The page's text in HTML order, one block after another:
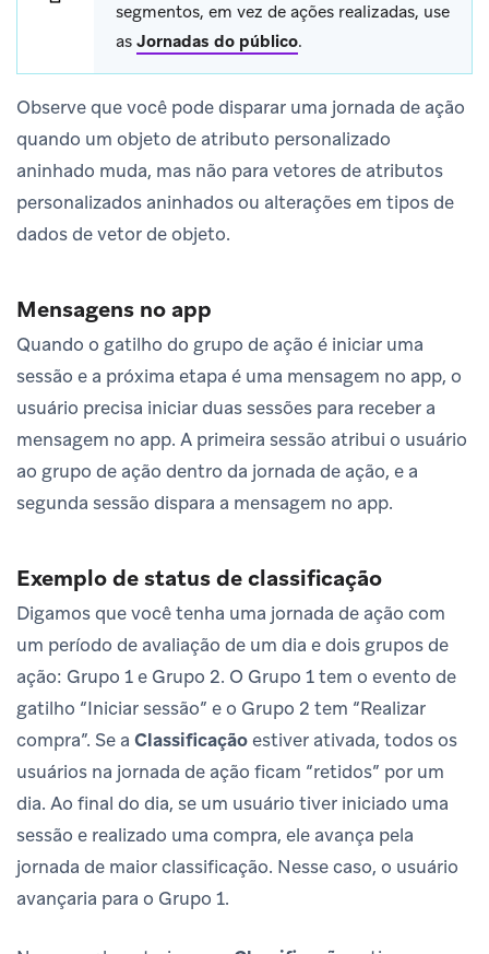
segmentos, em vez de ações realizadas, use
as Jornadas do público.
Observe que você pode disparar uma jornada de ação
quando um objeto de atributo personalizado
aninhado muda, mas não para vetores de atributos
personalizados aninhados ou alterações em tipos de
dados de vetor de objeto.
Mensagens no app
Quando o gatilho do grupo de ação é iniciar uma
sessão e a próxima etapa é uma mensagem no app, o
usuário precisa iniciar duas sessões para receber a
mensagem no app. A primeira sessão atribui o usuário
ao grupo de ação dentro da jornada de ação, e a
segunda sessão dispara a mensagem no app.
Exemplo de status de classificação
Digamos que você tenha uma jornada de ação com
um período de avaliação de um dia e dois grupos de
ação: Grupo 1 e Grupo 2. O Grupo 1 tem o evento de
gatilho “Iniciar sessão” e o Grupo 2 tem “Realizar
compra”. Se a Classificaçãoestiver ativada, todos os
usuários na jornada de ação ficam “retidos” por um
dia. Ao final do dia, se um usuário tiver iniciado uma
sessão e realizado uma compra, ele avança pela
jornada de maior classificação. Nesse caso, o usuário
avançaria para o Grupo 1.